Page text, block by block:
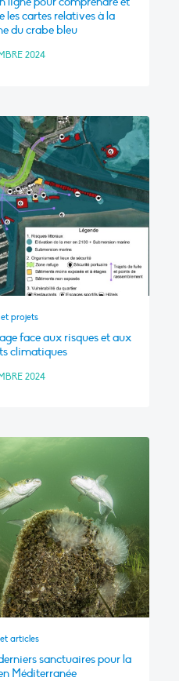
les cartes relatives à la
du crabe bleu
2024
projets
face aux risques et aux
climatiques
2024
articles
sanctuaires pour la
Méditerranée